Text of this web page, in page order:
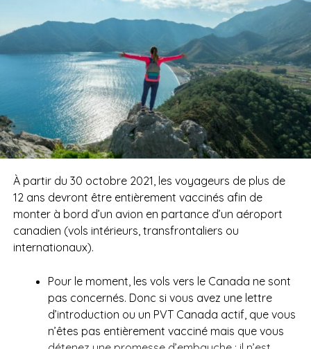
À partir du 30 octobre 2021, les voyageurs de plus de
12 ans devront être entièrement vaccinés afin de
monter à bord d’un avion en partanced’un aéroport
canadien (vols intérieurs, transfrontaliers ou
internationaux).
Pour le moment, les vols vers le Canada ne sont
pas concernés. Donc si vous avez une lettre
d’introduction ou un PVT Canada actif, que vous
n’êtes pas entièrement vacciné mais que vous